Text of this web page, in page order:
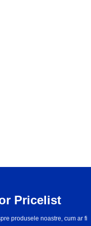
Pricelist
produsele noastre, cum ar fi
tip ambreiaj? 2024/08/24